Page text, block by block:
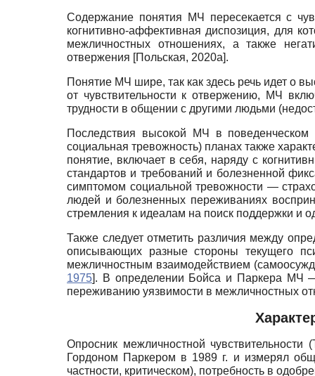
Содержание понятия МЧ пересекается с
когнитивно-аффективная диспозиция, для
межличностных отношениях, а также
отвержения [Польская, 2020а].
Понятие МЧ шире, так как здесь речь идет о
от чувствительности к отвержению, МЧ
трудности в общении с другими людьми
Последствия высокой МЧ в поведенческом
социальная тревожность) планах также
понятие, включает в себя, наряду с
стандартов и требований и болезненной
симптомом социальной тревожности —
людей и болезненных переживаниях
стремления к идеалам на поиск поддержки и
Также следует отметить различия между
описывающих разные стороны текущего
межличностным взаимодействием
1975]. В определении Бойса и Паркера МЧ —
переживанию уязвимости в межличностных
Опросник межличностной чувствительности
Гордоном Паркером в 1989 г. и измерял
частности, критическом), потребность в